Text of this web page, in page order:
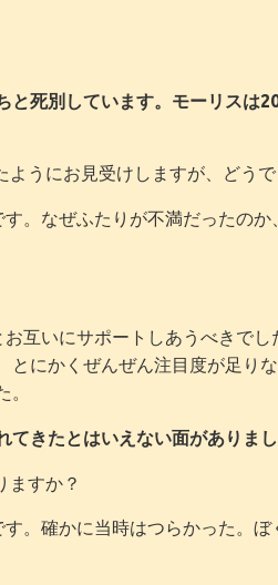
と死別しています。モーリスは
うにお見受けしますが、どうで
なぜふたりが不満だったのか
いにサポートしあうべきでし
にかくぜんぜん注目度が足り
きたとはいえない面がありまし
ますか？
。確かに当時はつらかった。